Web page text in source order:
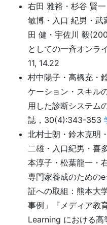
右田 雅裕・杉谷 賢
敏博・入口 紀男・武
田 健・宇佐川 毅
としての一斉オンラ
11, 14.22
村中陽子・高橋充・
ケーション・スキル
用した診断システム
誌，30(4):343-353
北村士朗・鈴木克明
二雄・入口紀男・喜
本淳子・松葉龍一・
専門家養成のための
証への取組：熊本大
事例」『メディア教
Learning における高